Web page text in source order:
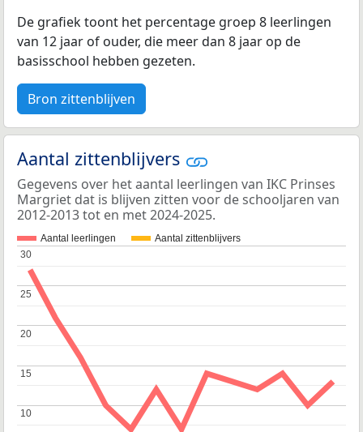
De grafiek toont het percentage groep 8 leerlingen
van 12 jaar of ouder, die meer dan 8 jaar op de
basisschool hebben gezeten.
Bron zittenblijven
Aantal zittenblijvers
Gegevens over het aantal leerlingen van IKC Prinses
Margriet dat is blijven zitten voor de schooljaren van
2012-2013 tot en met 2024-2025.
Aantal leerlingen Aantal zittenblijvers
10
10
15
15
20
20
25
25
30
30